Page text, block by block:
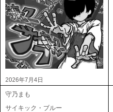
2026年7月4日
守乃まも
サイキック・ブルー